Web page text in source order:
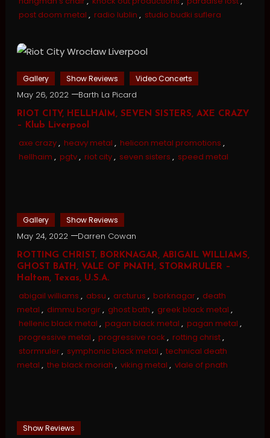
post doom metal , radio lublin , studio budki suflera
Gallery Show Reviews Video Concerts
May 26, 2022 Barth La Picard
RIOT CITY, HELLHAIM, SEVEN SISTERS, AXE CRAZY
– Klub Liverpool
axe crazy, heavy metal , helicon metal promotions ,
hellhaim , pgtv, riot city, seven sisters , speed metal
Gallery Show Reviews
May 24, 2022 Darren Cowan
ROTTING CHRIST, BORKNAGAR, ABIGAIL WILLIAMS,
GHOST BATH, VALE OF PNATH, STORMRULER –
Haltom, Texas, U.S.A.
abigail williams , absu , arcturus , borknagar, death
metal , dimmu borgir, ghost bath , greek black metal ,
hellenic black metal , pagan black metal , pagan metal ,
progressive metal , progressive rock , rotting christ,
stormruler, symphonic black metal , technical death
metal , the black moriah , viking metal , vlale of pnath
Show Reviews